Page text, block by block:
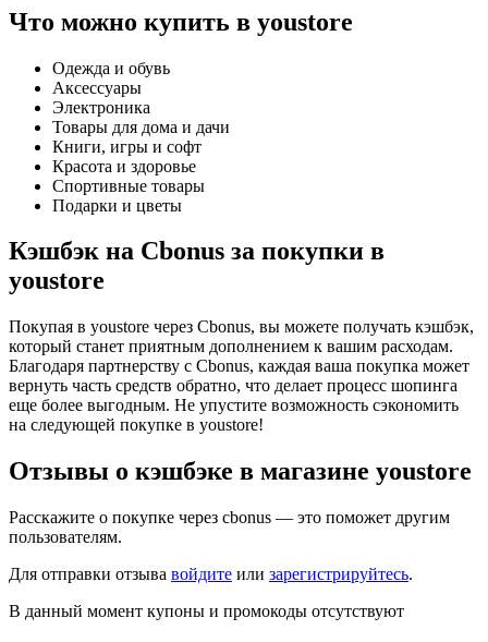
Что можно купить в youstore
Одежда и обувь
Аксессуары
Электроника
Товары для дома и дачи
Книги, игры и софт
Красота и здоровье
Спортивные товары
Подарки и цветы
Кэшбэк на Cbonus за покупки в
youstore
Покупая в youstore через Cbonus, вы можете получать кэшбэк,
который станет приятным дополнением к вашим расходам.
Благодаря партнерству с Cbonus, каждая ваша покупка может
вернуть часть средств обратно, что делает процесс шопинга
еще более выгодным. Не упустите возможность сэкономить
на следующей покупке в youstore!
Отзывы о кэшбэке в магазине youstore
Расскажите о покупке через cbonus — это поможет другим
пользователям.
Для отправки отзыва войдите или зарегистрируйтесь.
В данный момент купоны и промокоды отсутствуют